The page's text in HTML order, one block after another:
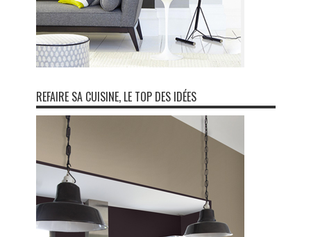
REFAIRE SA CUISINE, LE TOP DES IDÉES